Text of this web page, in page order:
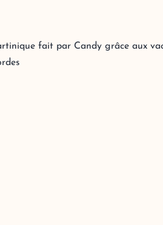
fait par Candy grâce aux